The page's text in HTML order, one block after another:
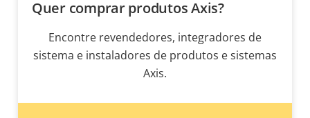
Quer comprar produtos Axis?
Encontre revendedores, integradores de
sistema e instaladores de produtos e sistemas
Axis.